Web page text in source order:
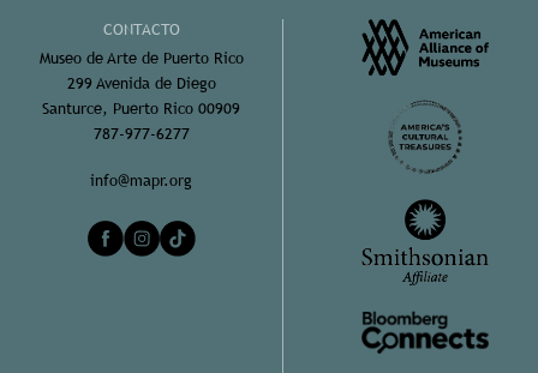
CONTACTO
Museo de Arte de Puerto Rico
299 Avenida de Diego
Santurce, Puerto Rico 00909
787-977-6277
info@mapr.org